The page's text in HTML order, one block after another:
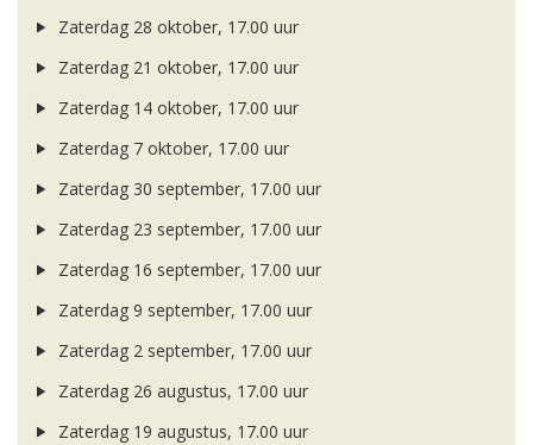
Zaterdag 28 oktober, 17.00 uur
Zaterdag 21 oktober, 17.00 uur
Zaterdag 14 oktober, 17.00 uur
Zaterdag 7 oktober, 17.00 uur
Zaterdag 30 september, 17.00 uur
Zaterdag 23 september, 17.00 uur
Zaterdag 16 september, 17.00 uur
Zaterdag 9 september, 17.00 uur
Zaterdag 2 september, 17.00 uur
Zaterdag 26 augustus, 17.00 uur
Zaterdag 19 augustus, 17.00 uur